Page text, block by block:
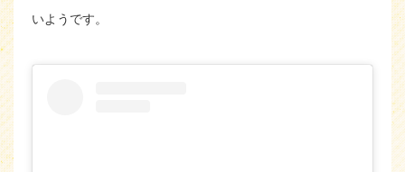
いようです。